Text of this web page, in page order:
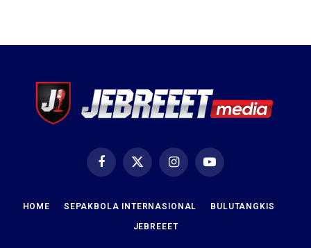
FacebookX
(Twitter)
InstagramYouTube
HOME SEPAKBOLA INTERNASIONAL BULUTANGKIS
JEBREEET